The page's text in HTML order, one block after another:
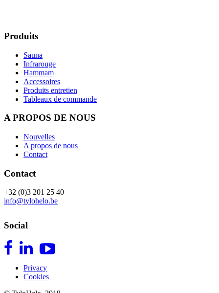
Produits
Sauna
Infrarouge
Hammam
Accessoires
Produits entretien
Tableaux de commande
A PROPOS DE NOUS
Nouvelles
A propos de nous
Contact
Contact
+32 (0)3 201 25 40
info@tylohelo.be
Social
Privacy
Cookies